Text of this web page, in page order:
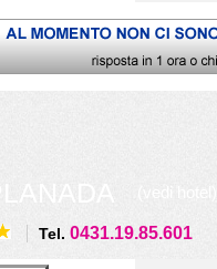
(vedi hotel)
Tel. 0431.19.85.601